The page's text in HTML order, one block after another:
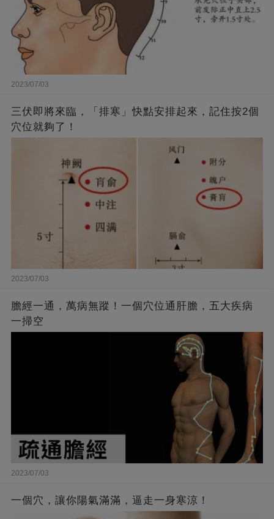
2023/07/03
三伏即將來臨，「排寒」快點安排起來，記住按2個
穴位就夠了！
2023/07/03
膽經一通，萬病無蹤！一個穴位通肝膽，五大疾病
一掃空
2023/07/03
一個穴，讓你陽氣滿滿，逼走一身寒涼！